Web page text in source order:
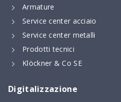
Armature
Service center acciaio
Service center metalli
Prodotti tecnici
Klöckner & Co SE
Digitalizzazione